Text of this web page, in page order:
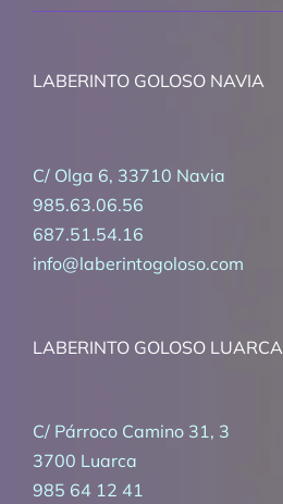
LABERINTO GOLOSO NAVIA
C/ Olga 6, 33710 Navia
985.63.06.56
687.51.54.16
info@laberintogoloso.com
LABERINTO GOLOSO LUARCA
C/ Párroco Camino 31, 3
3700 Luarca
985 64 12 41